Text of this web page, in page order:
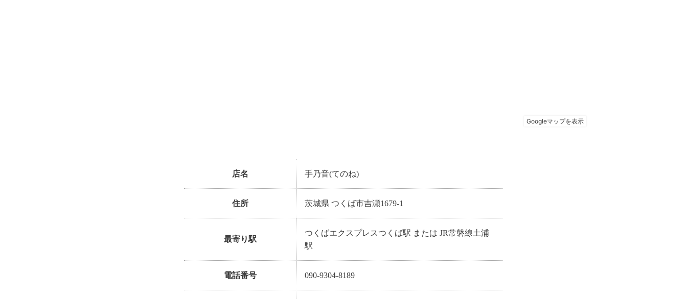
店名 手乃音(てのね)
住所 茨城県 つくば市吉瀬1679-1
最寄り駅
つくばエクスプレスつくば駅 または JR常磐線土浦
駅
電話番号 090-9304-8189